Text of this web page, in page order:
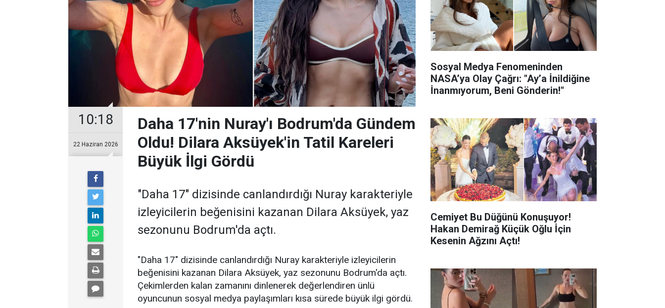
10:18
22 Haziran 2026
Daha 17'nin Nuray'ı Bodrum'da Gündem
Oldu! Dilara Aksüyek'in Tatil Kareleri
Büyük İlgi Gördü
"Daha 17" dizisinde canlandırdığı Nuray karakteriyle
izleyicilerin beğenisini kazanan Dilara Aksüyek, yaz
sezonunu Bodrum'da açtı.
"Daha 17" dizisinde canlandırdığı Nuray karakteriyle izleyicilerin
beğenisini kazanan Dilara Aksüyek, yaz sezonunu Bodrum'da açtı.
Çekimlerden kalan zamanını dinlenerek değerlendiren ünlü
oyuncunun sosyal medya paylaşımları kısa sürede büyük ilgi gördü.
Sosyal Medya Fenomeninden
NASA’ya Olay Çağrı: "Ay’a İnildiğine
İnanmıyorum, Beni Gönderin!"
Cemiyet Bu Düğünü Konuşuyor!
Hakan Demirağ Küçük Oğlu İçin
Kesenin Ağzını Açtı!